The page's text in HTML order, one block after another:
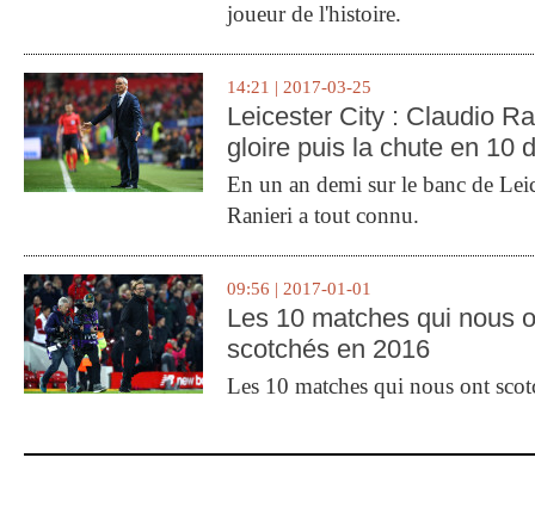
joueur de l'histoire.
14:21 | 2017-03-25
Leicester City : Claudio
gloire puis la chute en 10
En un an demi sur le banc de
Ranieri a tout connu.
09:56 | 2017-01-01
Les 10 matches qui nous
scotchés en 2016
Les 10 matches qui nous ont